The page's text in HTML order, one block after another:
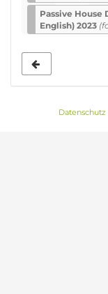
Passive House
English) 2023
Datenschutz